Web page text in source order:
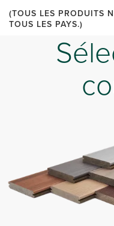
(TOUS LES PRODUITS
TOUS LES PAYS.)